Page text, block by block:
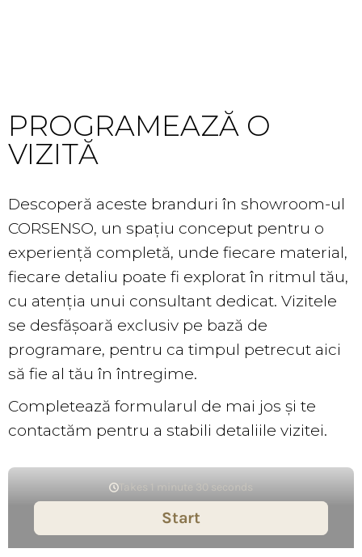
PROGRAMEAZĂ O
VIZITĂ
Descoperă aceste branduri în showroom-ul
CORSENSO, un spațiu conceput pentru o
experiență completă, unde fiecare material,
fiecare detaliu poate fi explorat în ritmul tău,
cu atenția unui consultant dedicat. Vizitele
se desfășoară exclusiv pe bază de
programare, pentru ca timpul petrecut aici
să fie al tău în întregime.
Completează formularul de mai jos și te
contactăm pentru a stabili detaliile vizitei.